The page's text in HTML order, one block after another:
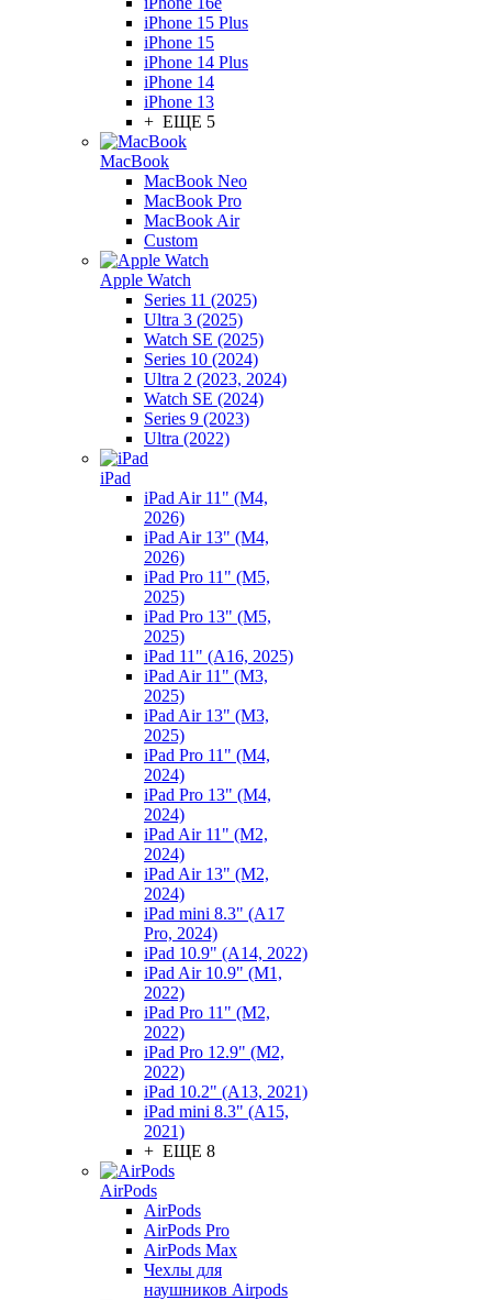
iPhone 15 Plus
iPhone 15
iPhone 14 Plus
iPhone 14
iPhone 13
+ ЕЩЕ 5
MacBook
MacBook Neo
MacBook Pro
MacBook Air
Custom
Apple Watch
Series 11 (2025)
Ultra 3 (2025)
Watch SE (2025)
Series 10 (2024)
Ultra 2 (2023, 2024)
Watch SE (2024)
Series 9 (2023)
Ultra (2022)
iPad
iPad Air 11" (M4,
2026)
iPad Air 13" (M4,
2026)
iPad Pro 11" (M5,
2025)
iPad Pro 13" (M5,
2025)
iPad 11" (A16, 2025)
iPad Air 11" (M3,
2025)
iPad Air 13" (M3,
2025)
iPad Pro 11" (M4,
2024)
iPad Pro 13" (M4,
2024)
iPad Air 11" (M2,
2024)
iPad Air 13" (M2,
2024)
iPad mini 8.3" (A17
Pro, 2024)
iPad 10.9" (A14, 2022)
iPad Air 10.9" (M1,
2022)
iPad Pro 11" (M2,
2022)
iPad Pro 12.9" (M2,
2022)
iPad 10.2" (A13, 2021)
iPad mini 8.3" (A15,
2021)
+ ЕЩЕ 8
AirPods
AirPods
AirPods Pro
AirPods Max
Чехлы для
наушников Airpods